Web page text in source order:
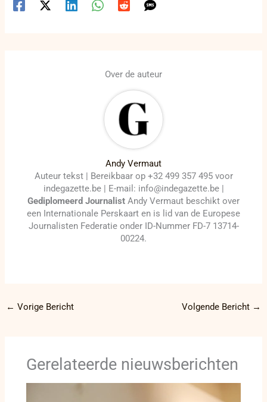
Over de auteur
Andy Vermaut
Auteur tekst | Bereikbaar op +32 499 357 495 voor
indegazette.be | E-mail: info@indegazette.be |
Gediplomeerd Journalist Andy Vermaut beschikt over
een Internationale Perskaart en is lid van de Europese
Journalisten Federatie onder ID-Nummer FD-7 13714-
00224.
← Vorige Bericht Volgende Bericht →
Gerelateerde nieuwsberichten